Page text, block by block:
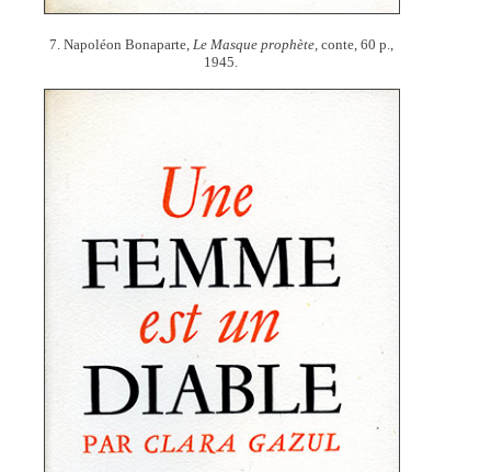
7. Napoléon Bonaparte, Le Masque prophète,conte, 60 p.,
1945.